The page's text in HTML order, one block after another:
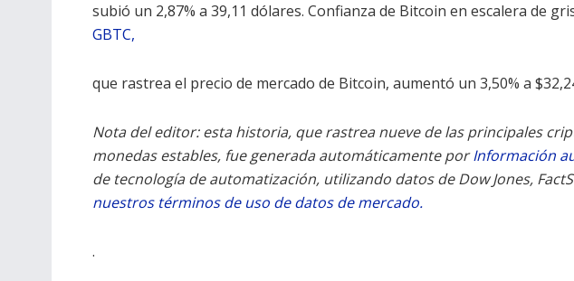
subió un 2,87% a 39,11 dólares. Confianza de Bitcoin en escalera de
GBTC,
que rastrea el precio de mercado de Bitcoin, aumentó un 3,50% a
Nota del editor: esta historia, que rastrea nueve de las principales
monedas estables, fue generada automáticamente porInformación
de tecnología de automatización, utilizando datos de Dow Jones,
nuestros términos de uso de datos de mercado.
.